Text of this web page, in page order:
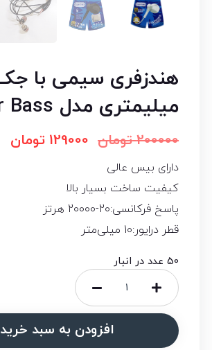
میلیمتری مدل Super Bass
200000 تومان 129000 تومان
دارای بیس عالی
کیفیت ساخت بسیار بالا
پاسخ فرکانسی:20-20000 هرتز
قطر درایور:10 میلی‌متر
50 عدد در انبار
افزودن به سبد خرید